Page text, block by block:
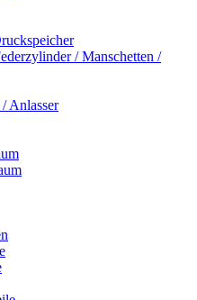
/ Manschetten /
Anlasser